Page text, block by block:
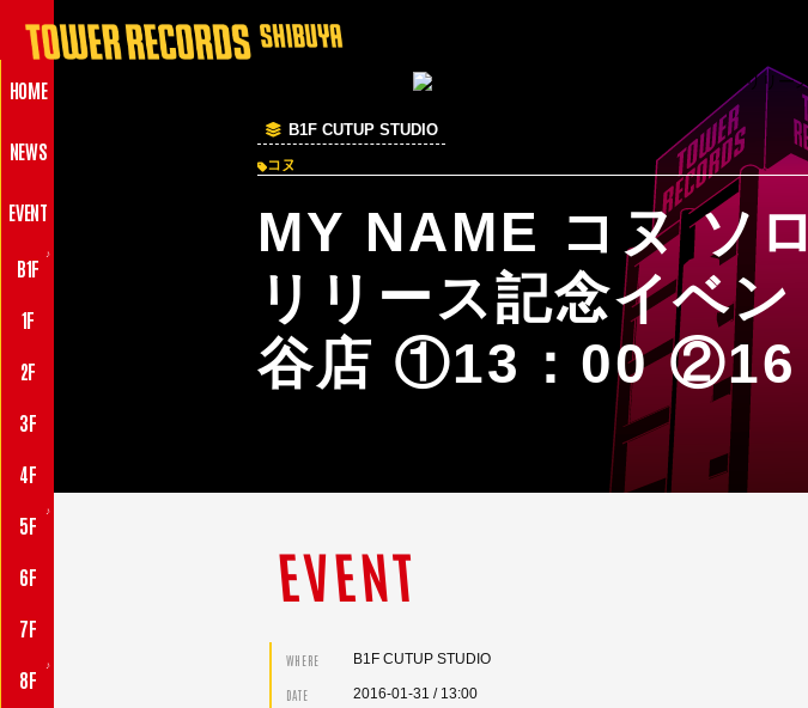
HOME
NEWS
EVENT
B1F
♪
1F
2F
3F
4F
5F
♪
6F
7F
8F
♪
B1F CUTUP STUDIO
コヌ
MY NAME コヌ ソ
リリース記念イベ
谷店 ①13：00 ②16
EVENT
WHERE B1F CUTUP STUDIO
DATE 2016-01-31 / 13:00